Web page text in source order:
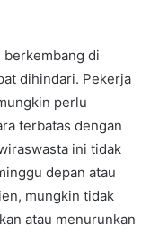
berkembang di
dihindari. Pekerja
perlu
terbatas dengan
ini tidak
depan atau
mungkin tidak
atau menurunkan